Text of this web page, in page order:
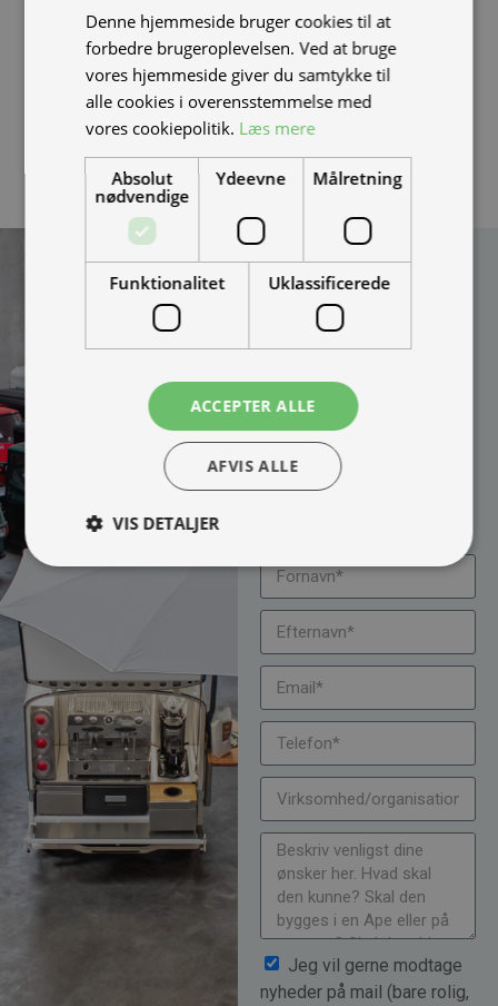
batteri anbefaler vi, at du altid handler hos enautoriseret
NIU forhandler. alternativt skal du sikre dig at batteriet
ikke er blacklistet, ved at modtage en video af at
batteriet sidder i en scooter som kan køre.
Kan vi hjælpe
Vi bygger vognene på
skræddersy løsningen
100% efter dine behov.
Udfyld formularen og
bliv kontaktet til en snak
om muligheder, priser
Jeg vil gerne modtage
nyheder på mail (bare rolig,
Denne hjemmeside bruger cookies til at
forbedre brugeroplevelsen. Ved at bruge
vores hjemmeside giver du samtykke til
alle cookies i overensstemmelse med
vores cookiepolitik. Læs mere
Absolut
nødvendige
Ydeevne Målretning
Funktionalitet Uklassificerede
ACCEPTER ALLE
AFVIS ALLE
VIS DETALJER